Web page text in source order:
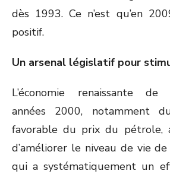
dès 1993. Ce n’est qu’en
positif.
Un arsenal législatif pour
L’économie renaissante
années 2000, notamment
favorable du prix du pétrole,
d’améliorer le niveau de vie
qui a systématiquement un